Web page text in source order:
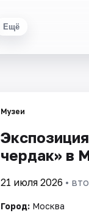
Ещё
Музеи
чердак» в
21 июля 2026 •
Город: Москва